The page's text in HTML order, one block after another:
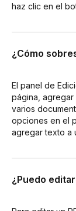
haz clic en el
¿Cómo
El panel de
página,
varios
opciones en el
agregar texto a
¿Puedo